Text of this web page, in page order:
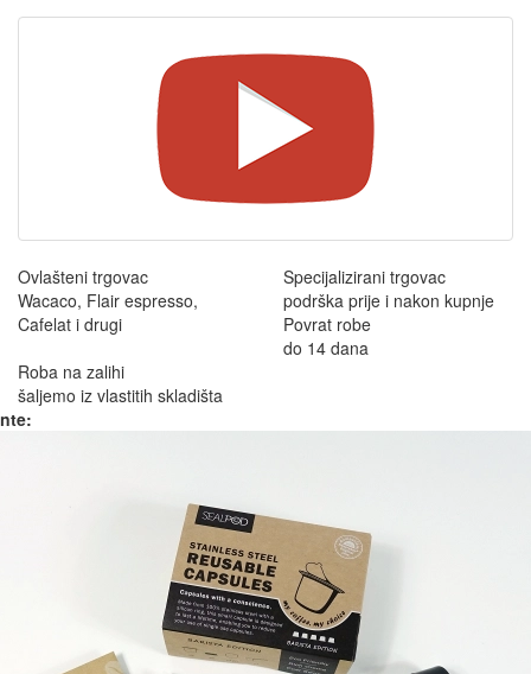
Ovlašteni trgovac
Wacaco, Flair espresso,
Cafelat i drugi
Specijalizirani trgovac
podrška prije i nakon kupnje
Povrat robe
do 14 dana
Roba na zalihi
šaljemo iz vlastitih skladišta